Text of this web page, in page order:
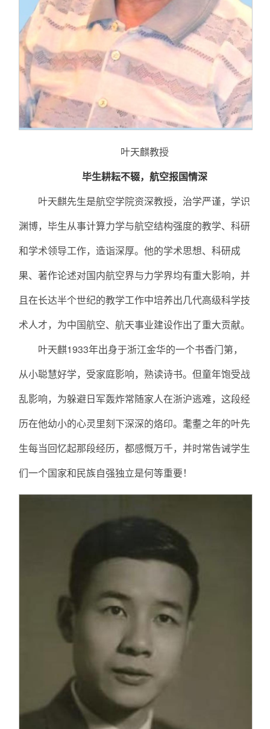
叶天麒教授
毕生耕耘不辍，航空报国情深
叶天麒先生是航空学院资深教授，治学严谨，学识
渊博，毕生从事计算力学与航空结构强度的教学、科研
和学术领导工作，造诣深厚。他的学术思想、科研成
果、著作论述对国内航空界与力学界均有重大影响，并
且在长达半个世纪的教学工作中培养出几代高级科学技
术人才，为中国航空、航天事业建设作出了重大贡献。
叶天麒1933年出身于浙江金华的一个书香门第，
从小聪慧好学，受家庭影响，熟读诗书。但童年饱受战
乱影响，为躲避日军轰炸常随家人在浙沪逃难，这段经
历在他幼小的心灵里刻下深深的烙印。耄耋之年的叶先
生每当回忆起那段经历，都感慨万千，并时常告诫学生
们一个国家和民族自强独立是何等重要！